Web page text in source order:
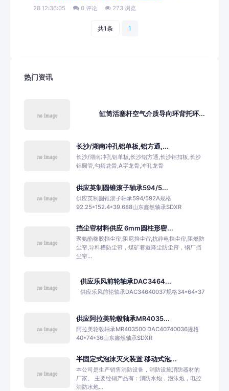
28 12:36:05
0 评论 273 浏览
共1条 1
热门资讯
缸筒活塞杆空气介质导向环背托环...
长沙/湖南冲孔铝单板,铝方通,...
长沙/湖南冲孔铝单板,长沙铝方通,长沙铝扣板,长沙
铝圆管,勾搭龙骨,A字龙骨,冲孔龙骨
供应英制圆锥滚子轴承594/5...
供应英制圆锥滚子轴承594/592A规格
92.25*152.4*39.688山东鑫然轴承SDXR
挡尘帘材料供应 6mm圆柱形密...
聚氨酯橡胶挡尘帘,阻尼挡尘帘,抗静电挡尘帘,阻燃防
尘帘,导料槽防尘帘，煤矿巷道降尘防尘帘，钢厂挡
尘帘...
供应乐风前轮轴承DAC3464...
供应乐风前轮轴承DAC34640037规格34*64*37
供应阿拉美轮毂轴承MR4035...
阿拉美轮毂轴承MR403500 DAC40740036规格
40*74*36山东鑫然轴承SDXR
半固定式泡沫灭火装置 移动式泡...
本公司是生产销售消防设备，消防设施消防器材的
厂家。 主要经销产品有：消防水炮，泡沫炮，电控
消防水炮...